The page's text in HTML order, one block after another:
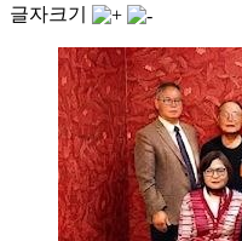
글자크기